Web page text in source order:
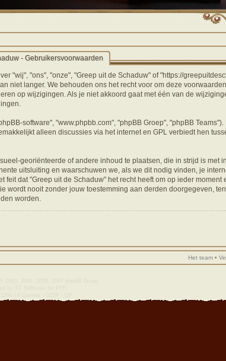
- Gebruikersvoorwaarden
"wij", "ons", "onze", "Greep uit de Schaduw" of "https://
niet langer. We behouden ons het recht voor om deze
op wijzigingen. Als je niet akkoord gaat met één van de
software", "www.phpbb.com", "phpBB Groep", "phpBB
alleen discussies via het internet en GPL verbiedt hen
georiënteerde of andere inhoud te plaatsen, die in strijd is met
uitsluiting en waarschuwen we, als we dit nodig vinden, je
dat "Greep uit de Schaduw" het recht heeft om op ieder
nooit zonder jouw toestemming aan derden doorgegeven,
worden.
Het team •